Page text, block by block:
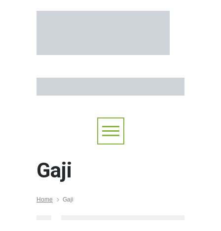
Gaji
Home Gaji